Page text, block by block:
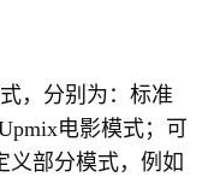
，分别为：标准
电影模式；可
义部分模式，例如